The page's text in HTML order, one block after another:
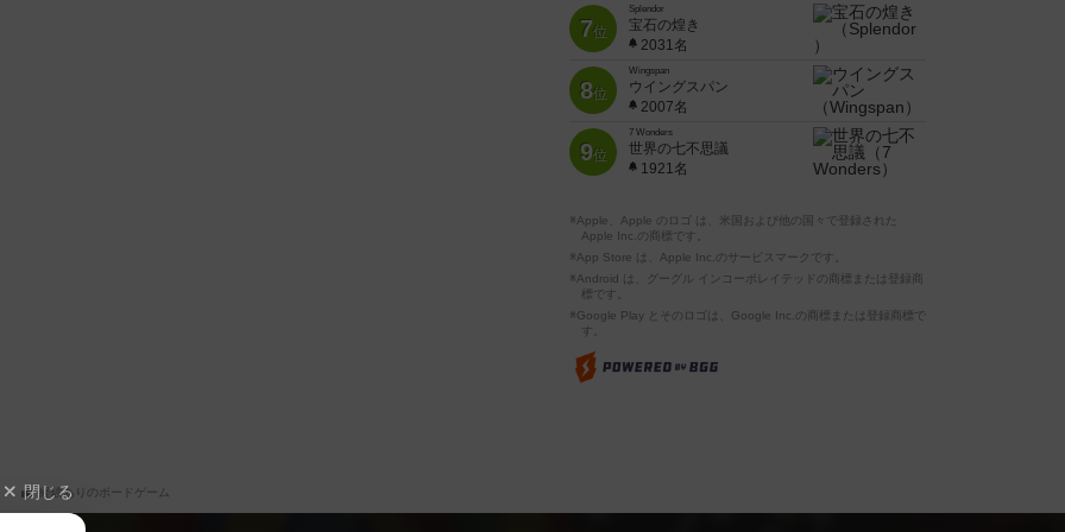
7位
Splendor
宝石の煌き
2031名
8位
Wingspan
ウイングスパン
2007名
9位
7 Wonders
世界の七不思議
1921名
※Apple、Apple のロゴ は、米国および他の国々で登録された
Apple Inc.の商標です。
※App Store は、Apple Inc.のサービスマークです。
※Android は、グーグル インコーポレイテッドの商標または登録商
標です。
※Google Play とそのロゴは、Google Inc.の商標または登録商標で
す。
経験ありのボードゲーム
閉じる